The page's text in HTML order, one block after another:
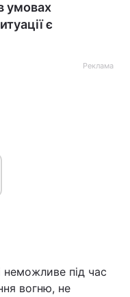
умовах
є
Реклама
неможливе під час
вогню, не